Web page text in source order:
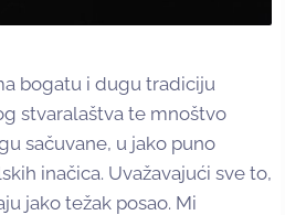
bogatu i dugu tradiciju
stvaralaštva te mnoštvo
sačuvane, u jako puno
inačica. Uvažavajući sve to,
jako težak posao. Mi